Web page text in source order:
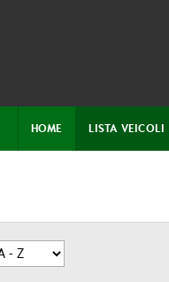
HOME LISTA VEICOLI